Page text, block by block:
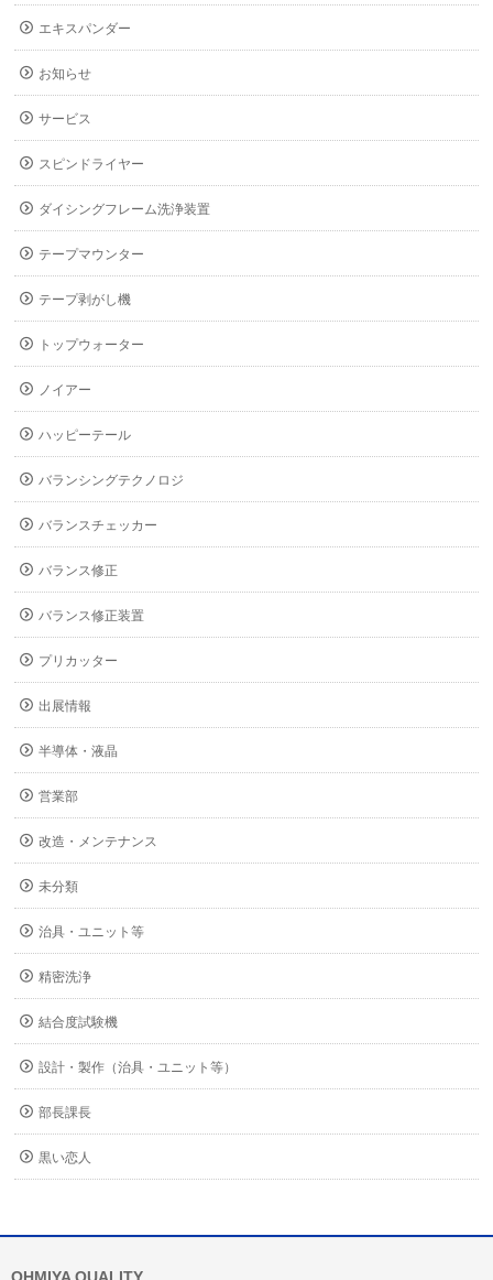
エキスパンダー
お知らせ
サービス
スピンドライヤー
ダイシングフレーム洗浄装置
テープマウンター
テープ剥がし機
トップウォーター
ノイアー
ハッピーテール
バランシングテクノロジ
バランスチェッカー
バランス修正
バランス修正装置
プリカッター
出展情報
半導体・液晶
営業部
改造・メンテナンス
未分類
治具・ユニット等
精密洗浄
結合度試験機
設計・製作（治具・ユニット等）
部長課長
黒い恋人